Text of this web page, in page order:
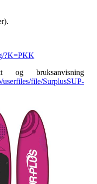
?K=PKK
bruksanvisning
file/SurplusSUP-